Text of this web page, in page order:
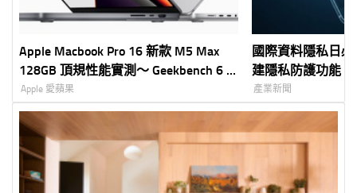
Apple Macbook Pro 16 新款 M5 Max
128GB 頂規性能實測～ Geekbench 6 +
LLM 本地大模型實測
Apple 愛蘋果
國際資料隱私日
建隱私防護功能
控權
產業新聞